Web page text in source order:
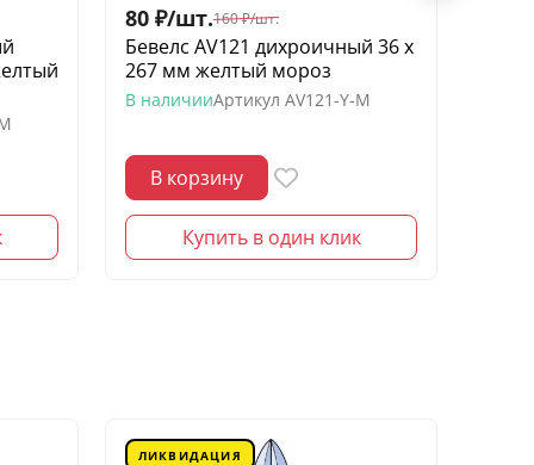
80 ₽/шт.160 ₽/шт.
Бевелс AV121 дихроичный 36 х
267 мм желтый мороз
В наличииАртикул AV121-Y-M
В корзину
Купить в один клик
ЛИКВИДАЦИЯ